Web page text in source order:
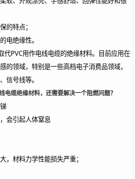
的特点；
电绝缘性。
代PVC用作电线电缆的绝缘材料。目前应用在
的领域，特别是一些高档电子消费品领域，
信号线等。
电缆绝缘材料，还需要解决一个阻燃问题？
会引起人体窒息
，材料力学性能损失严重；